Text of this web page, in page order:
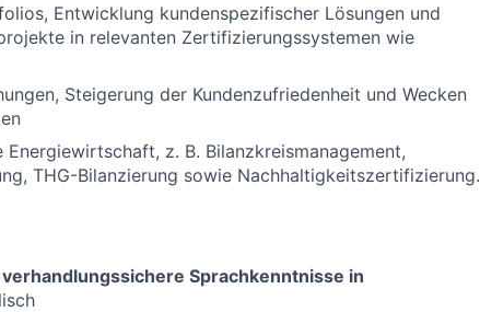
Entwicklung kundenspezifischer Lösungen und
in relevanten Zertifizierungssystemen wie
Steigerung der Kundenzufriedenheit und Wecken
z. B. Bilanzkreismanagement,
THG-Bilanzierung sowie Nachhaltigkeitszertifizierung.
verhandlungssichere Sprachkenntnisse in